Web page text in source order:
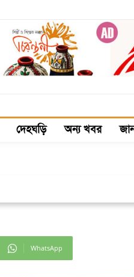
দেহঘড়ি অন্য খবর
WhatsApp